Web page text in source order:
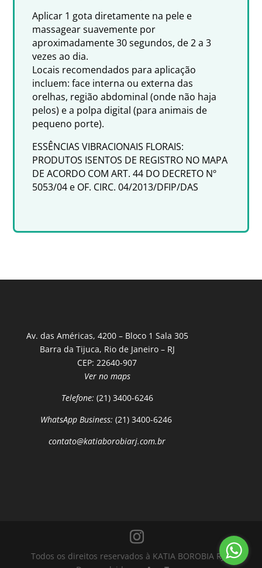
Aplicar 1 gota diretamente na pele e
massagear suavemente por
aproximadamente 30 segundos, de 2 a 3
vezes ao dia.
Locais recomendados para aplicação
incluem: face interna ou externa das
orelhas, região abdominal (onde não haja
pelos) e a polpa digital (para animais de
pequeno porte).
ESSÊNCIAS VIBRACIONAIS FLORAIS:
PRODUTOS ISENTOS DE REGISTRO NO MAPA
DE ACORDO COM ART. 44 DO DECRETO Nº
5053/04 e OF. CIRC. 04/2013/DFIP/DAS
Av. das Américas, 4200 – Bloco 1 Sala 305
Barra da Tijuca, Rio de Janeiro – RJ
CEP: 22640-907
Ver no maps
Telefone: (21) 3400-6246
WhatsApp Business: (21) 3400-6246
contato@katiaborobiarj.com.br
Todos os direitos reservados à KATIA BOROBIA RJ |